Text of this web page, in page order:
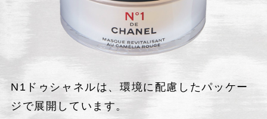
N1ドゥシャネルは、環境に配慮したパッケー
ジで展開しています。